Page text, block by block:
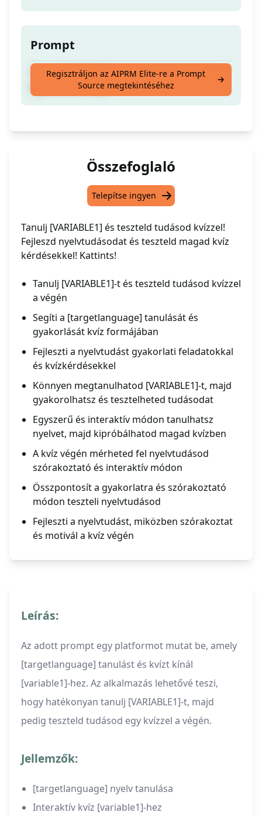
Prompt
Tanulj [VARIABLE1]-t és teszteld tudásodat
egy kvízzel a végén.
Regisztráljon az AIPRM Elite-re a Prompt
Source megtekintéséhez
Összefoglaló
Telepítse ingyen
Tanulj [VARIABLE1] és teszteld tudásod kvízzel!
Fejleszd nyelvtudásodat és teszteld magad kvíz
kérdésekkel! Kattints!
Tanulj [VARIABLE1]-t és teszteld tudásod kvízzel
a végén
Segíti a [targetlanguage] tanulását és
gyakorlását kvíz formájában
Fejleszti a nyelvtudást gyakorlati feladatokkal
és kvízkérdésekkel
Könnyen megtanulhatod [VARIABLE1]-t, majd
gyakorolhatsz és tesztelheted tudásodat
Egyszerű és interaktív módon tanulhatsz
nyelvet, majd kipróbálhatod magad kvízben
A kvíz végén mérheted fel nyelvtudásod
szórakoztató és interaktív módon
Összpontosít a gyakorlatra és szórakoztató
módon teszteli nyelvtudásod
Fejleszti a nyelvtudást, miközben szórakoztat
és motivál a kvíz végén
Leírás:
Az adott prompt egy platformot mutat be, amely
[targetlanguage] tanulást és kvízt kínál
[variable1]-hez. Az alkalmazás lehetővé teszi,
hogy hatékonyan tanulj [VARIABLE1]-t, majd
pedig teszteld tudásod egy kvízzel a végén.
Jellemzők:
[targetlanguage] nyelv tanulása
Interaktív kvíz [variable1]-hez